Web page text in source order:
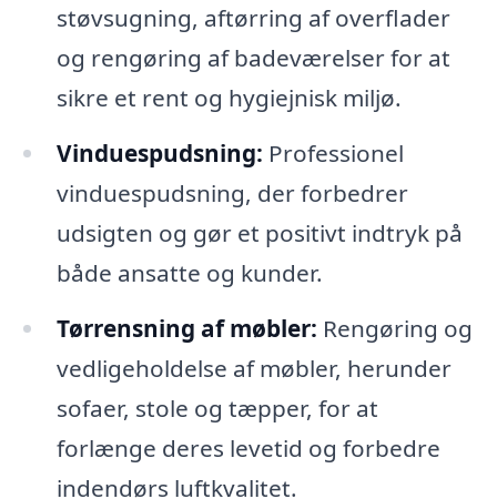
støvsugning, aftørring af overflader
og rengøring af badeværelser for at
sikre et rent og hygiejnisk miljø.
Vinduespudsning: Professionel
vinduespudsning, der forbedrer
udsigten og gør et positivt indtryk på
både ansatte og kunder.
Tørrensning af møbler: Rengøring og
vedligeholdelse af møbler, herunder
sofaer, stole og tæpper, for at
forlænge deres levetid og forbedre
indendørs luftkvalitet.